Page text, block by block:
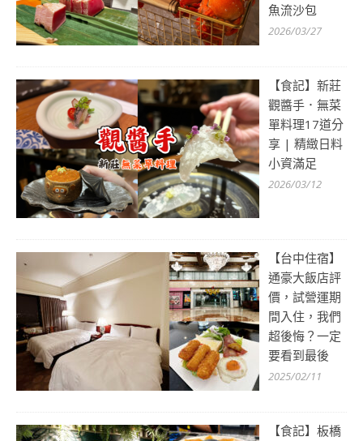
魚流沙包
2026/03/27
【食記】新莊
觀醬手．無菜
單料理17道分
享 | 精緻日料
小資滿足
2026/03/12
【台中住宿】
通豪大飯店評
價，試營運期
間入住，我們
超後悔？一定
要看到最後
2025/02/11
【食記】板橋